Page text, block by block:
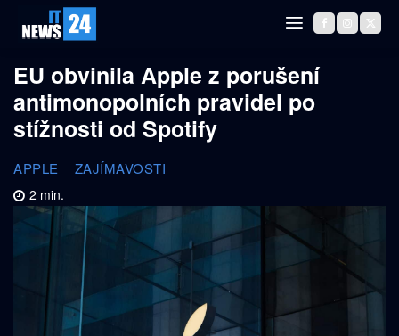
EU obvinila Apple z porušení
antimonopolních pravidel po
stížnosti od Spotify
APPLE ZAJÍMAVOSTI
2 min.